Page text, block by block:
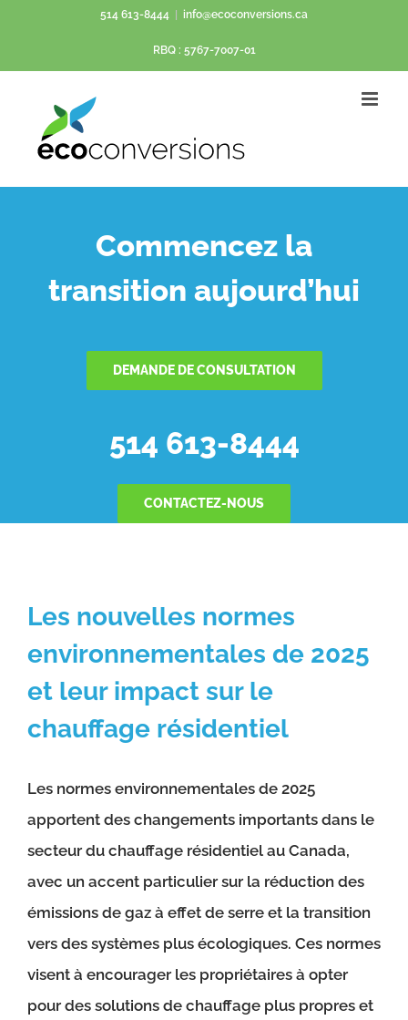
contenu
514 613-8444 info@ecoconversions.ca
RBQ : 5767-7007-01
Commencez la
transition aujourd’hui
DEMANDE DE CONSULTATION
514 613-8444
CONTACTEZ-NOUS
Les nouvelles normes
environnementales de 2025
et leur impact sur le
chauffage résidentiel
Les normes environnementales de 2025
apportent des changements importants dans le
secteur du chauffage résidentiel au Canada,
avec un accent particulier sur la réduction des
émissions de gaz à effet de serre et la transition
vers des systèmes plus écologiques. Ces normes
visent à encourager les propriétaires à opter
pour des solutions de chauffage plus propres et